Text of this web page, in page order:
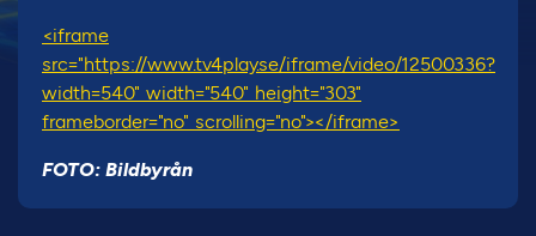
<iframe
src="https://www.tv4play.se/iframe/video/12500336?
width=540" width="540" height="303"
frameborder="no" scrolling="no"></iframe>
FOTO: Bildbyrån